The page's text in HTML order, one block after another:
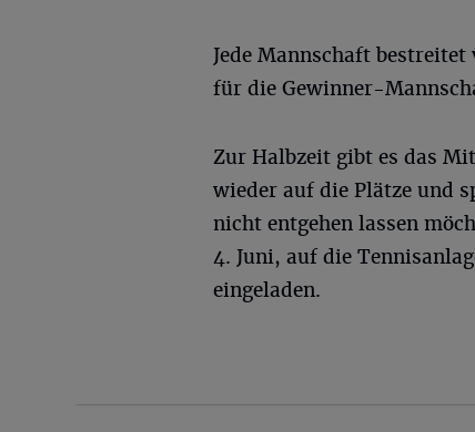
Jede Mannschaft
für die Gewinner-
Zur Halbzeit gibt es das
wieder auf die Plätze und
nicht entgehen lassen
4. Juni, auf die
eingeladen.